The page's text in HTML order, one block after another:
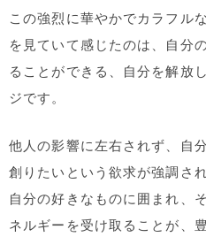
この強烈に華やかでカラフル
を見ていて感じたのは、自分
ることができる、自分を解放
ジです。
他人の影響に左右されず、自
創りたいという欲求が強調さ
自分の好きなものに囲まれ、
ネルギーを受け取ることが、